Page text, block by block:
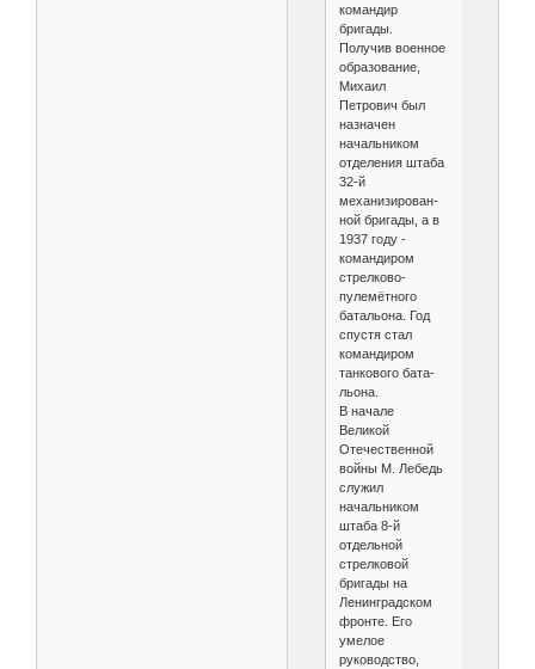
командир
бригады.
Получив военное
образование,
Миха­ил
Петрович был
назначен
начальником
отделения штаба
32-й
механизирован­
ной бригады, а в
1937 году -
командиром
стрелково-
пулемётного
батальона. Год
спустя стал
командиром
танкового бата­
льона.
В начале
Великой
Отечественной
войны М. Лебедь
служил
начальни­ком
штаба 8-й
отдельной
стрелковой
бригады на
Ленинградском
фронте. Его
умелое
руководство,